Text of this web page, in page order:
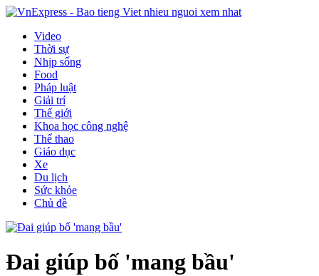
Video
Thời sự
Nhịp sống
Food
Pháp luật
Giải trí
Thế giới
Khoa học công nghệ
Thể thao
Giáo dục
Xe
Du lịch
Sức khỏe
Chủ đề
Đai giúp bố 'mang bầu'